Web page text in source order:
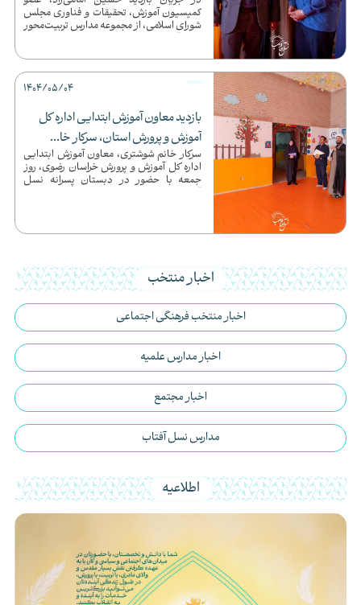
کمیسیون آموزش، تحقیقات و فناوری مجلس
شورای اسلامی، از مجموعه مدارس تربیت‌محور
بازدید معاون آموزش ابتدایی اداره کل
آموزش و پرورش استان، سرکار خا...
سرکار خانم شوشتری، معاون آموزش ابتدایی
اداره کل آموزش و پرورش خراسان رضوی، روز
جمعه با حضور در دبستان پسرانه نسل
1404/05/04
اخبار منتخب
اخبار منتخب فرهنگی اجتماعی
اخبار مدارس علمیه
اخبار مجتمع
مدارس نسل آفتاب
اطلاعیه